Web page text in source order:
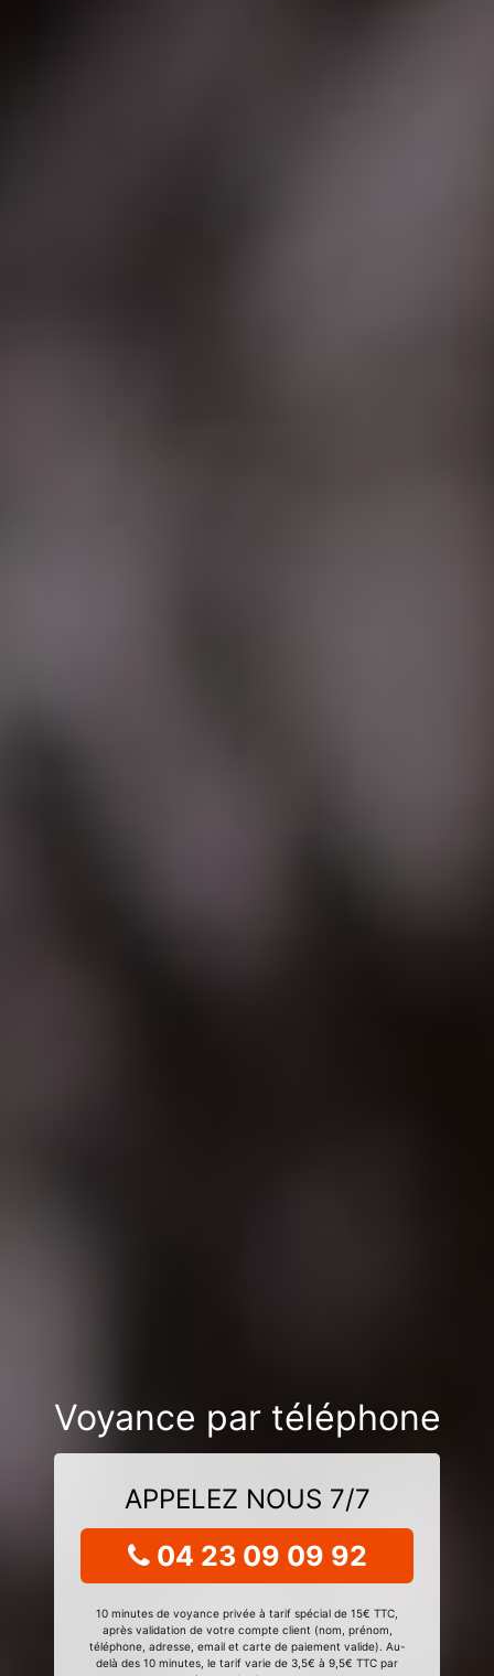
Voyance par téléphone
APPELEZ NOUS 7/7
04 23 09 09 92
10 minutes de voyance privée à tarif spécial de 15€ TTC,
après validation de votre compte client (nom, prénom,
téléphone, adresse, email et carte de paiement valide). Au-
delà des 10 minutes, le tarif varie de 3,5€ à 9,5€ TTC par